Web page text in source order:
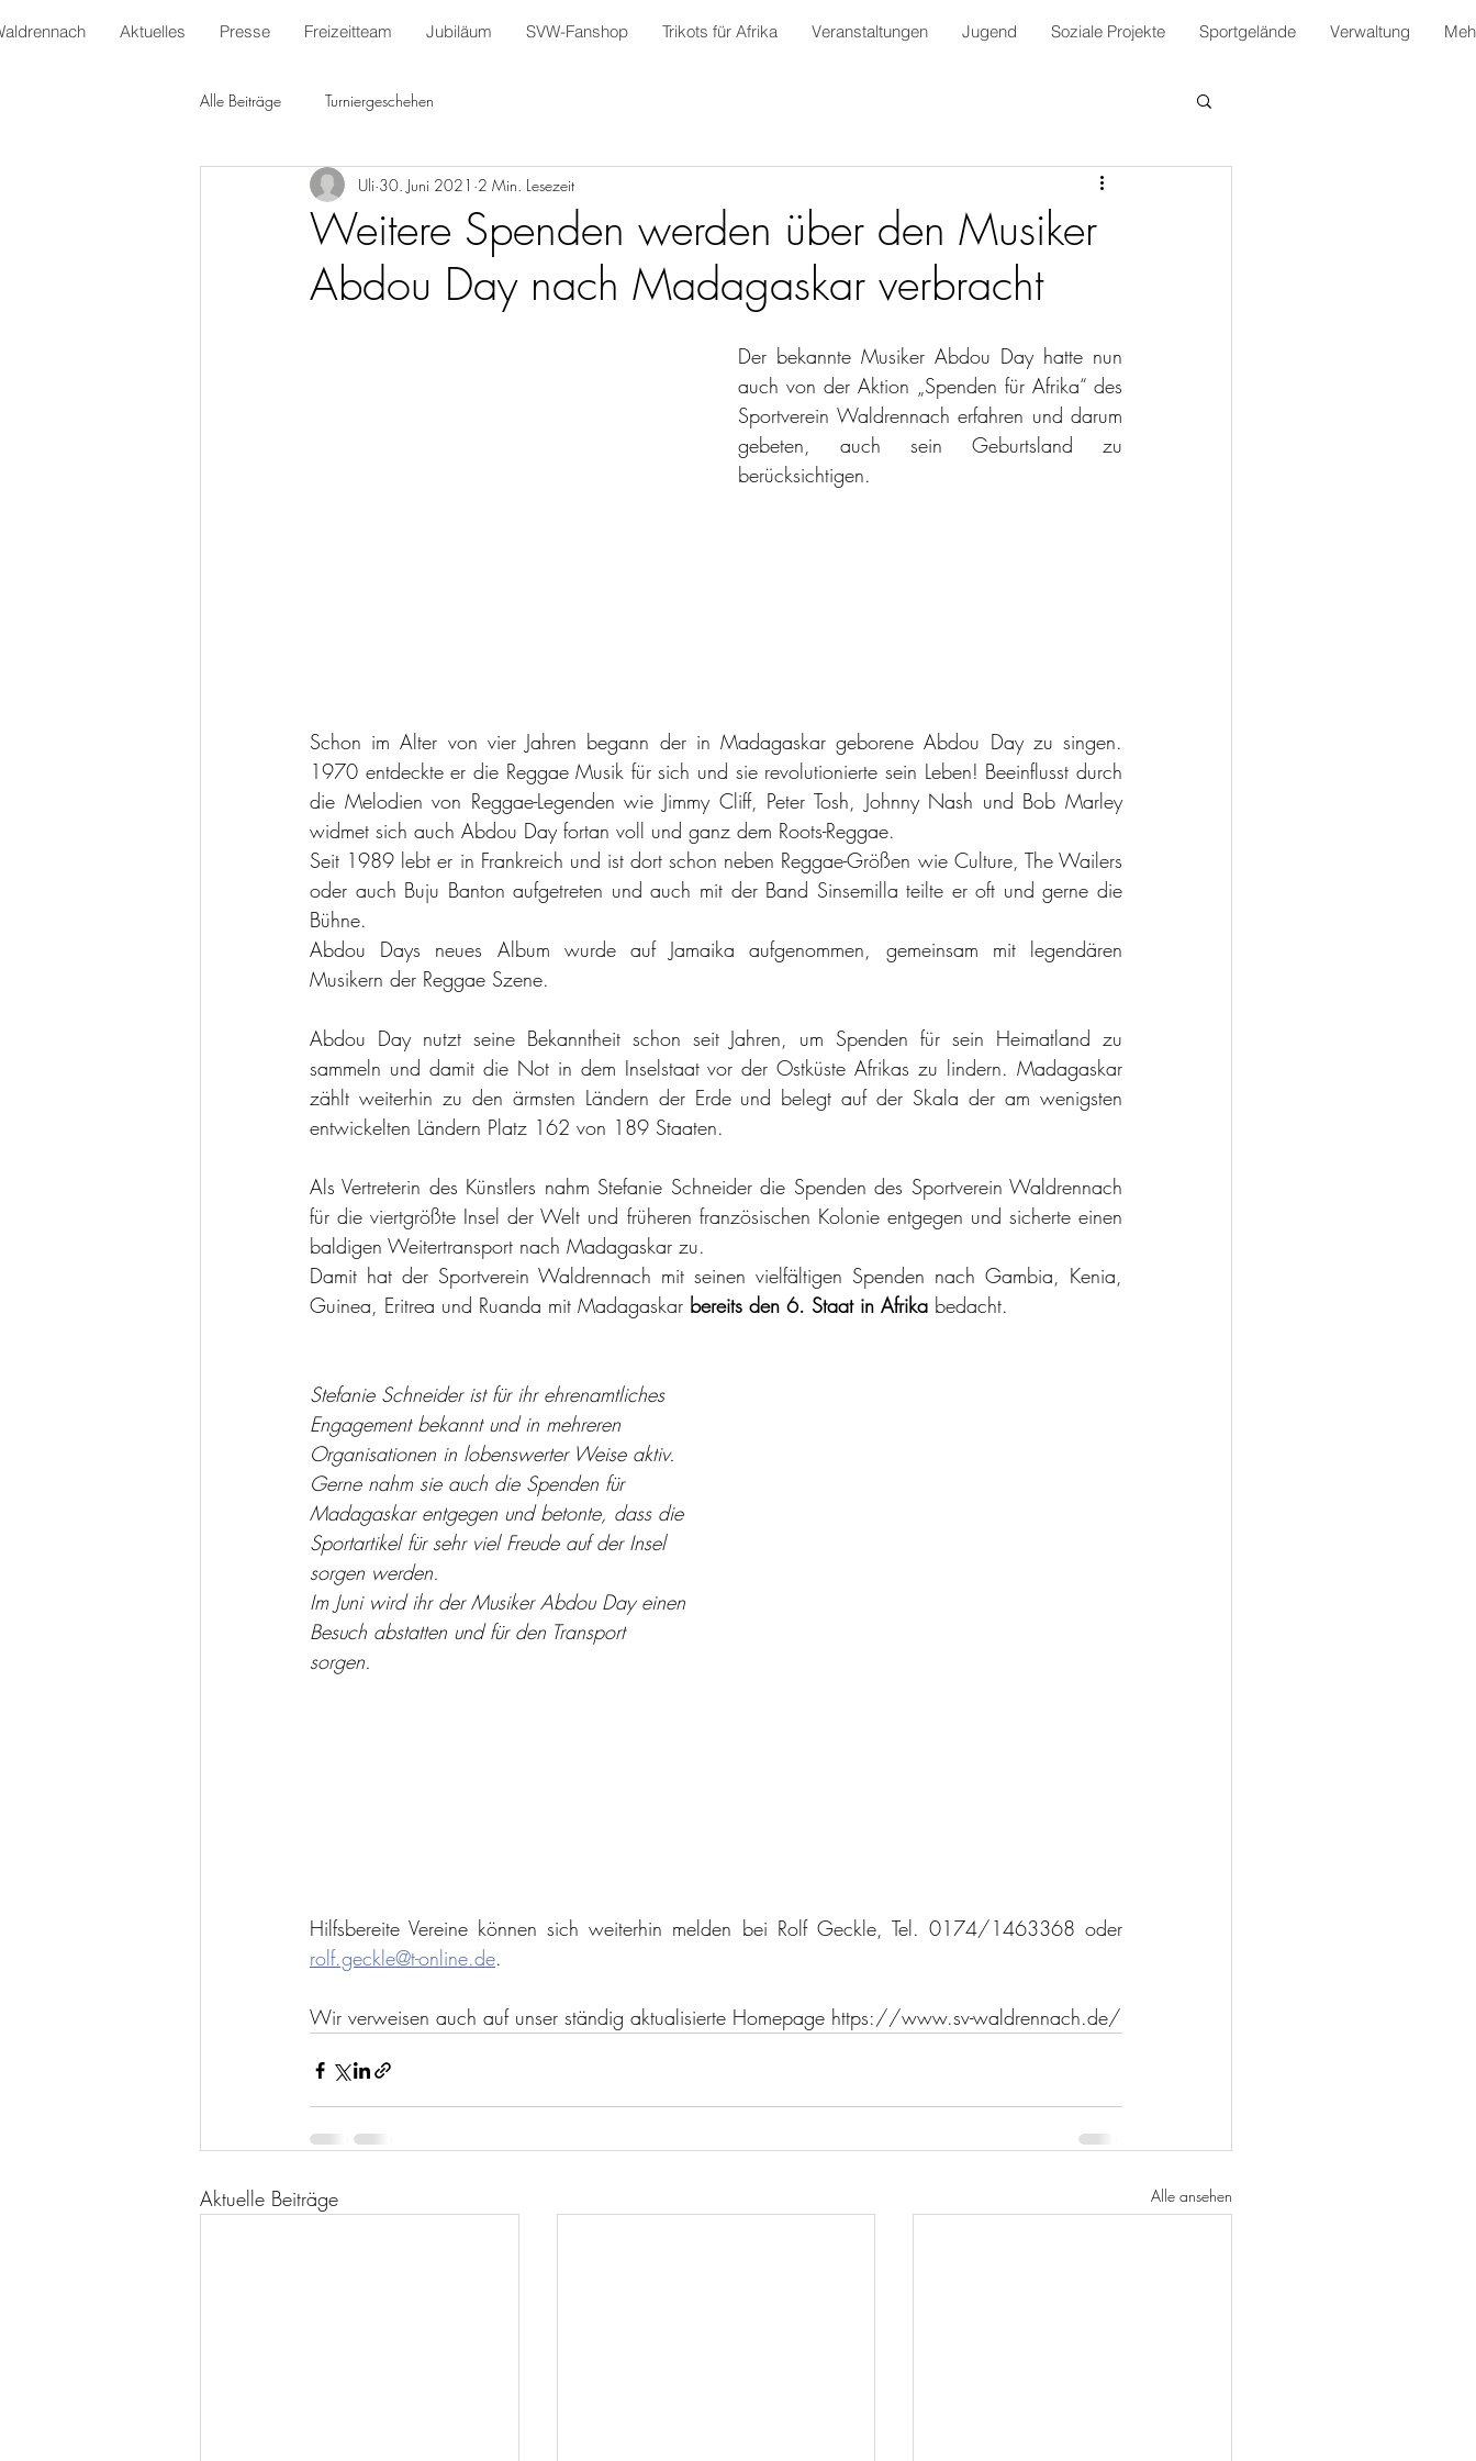
Aktuelles Presse Freizeitteam Jubiläum SVW-Fanshop Trikots für Afrika Veranstaltungen Jugend Soziale Projekte Sportgelände Verwaltung
Alle Beiträge Turniergeschehen
Weitere Spenden werden über den Musiker
Abdou Day nach Madagaskar verbracht
Uli 30. Juni 2021 2 Min. Lesezeit
Der bekannte Musiker Abdou Day hatte nun
auch von der Aktion „Spenden für Afrika“ des
Sportverein Waldrennach erfahren und darum
gebeten, auch sein Geburtsland zu
berücksichtigen.
Schon im Alter von vier Jahren begann der in Madagaskar geborene Abdou Day zu singen.
1970 entdeckte er die Reggae Musik für sich und sie revolutionierte sein Leben! Beeinflusst durch
die Melodien von Reggae-Legenden wie Jimmy Cliff, Peter Tosh, Johnny Nash und Bob Marley
widmet sich auch Abdou Day fortan voll und ganz dem Roots-Reggae.
Seit 1989 lebt er in Frankreich und ist dort schon neben Reggae-Größen wie Culture, The Wailers
oder auch Buju Banton aufgetreten und auch mit der Band Sinsemilla teilte er oft und gerne die
Bühne.
Abdou Days neues Album wurde auf Jamaika aufgenommen, gemeinsam mit legendären
Musikern der Reggae Szene.
Abdou Day nutzt seine Bekanntheit schon seit Jahren, um Spenden für sein Heimatland zu
sammeln und damit die Not in dem Inselstaat vor der Ostküste Afrikas zu lindern. Madagaskar
zählt weiterhin zu den ärmsten Ländern der Erde und belegt auf der Skala der am wenigsten
entwickelten Ländern Platz 162 von 189 Staaten.
Als Vertreterin des Künstlers nahm Stefanie Schneider die Spenden des Sportverein Waldrennach
für die viertgrößte Insel der Welt und früheren französischen Kolonie entgegen und sicherte einen
baldigen Weitertransport nach Madagaskar zu.
Damit hat der Sportverein Waldrennach mit seinen vielfältigen Spenden nach Gambia, Kenia,
Guinea, Eritrea und Ruanda mit Madagaskar bereits den 6. Staat in Afrika bedacht.
Stefanie Schneider ist für ihr ehrenamtliches
Engagement bekannt und in mehreren
Organisationen in lobenswerter Weise aktiv.
Gerne nahm sie auch die Spenden für
Madagaskar entgegen und betonte, dass die
Sportartikel für sehr viel Freude auf der Insel
sorgen werden.
Im Juni wird ihr der Musiker Abdou Day einen
Besuch abstatten und für den Transport
sorgen.
rolf.geckle@t-online.de.
Aktuelle Beiträge Alle ansehen